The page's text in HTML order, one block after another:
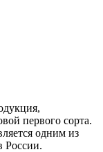
первого сорта.
одним из
России.